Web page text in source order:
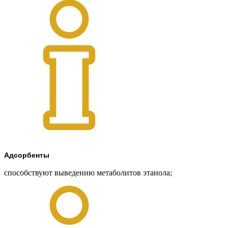
Адсорбенты
способствуют выведению метаболитов этанола;